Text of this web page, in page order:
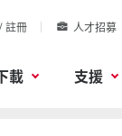
註冊 人才招募
載 支援